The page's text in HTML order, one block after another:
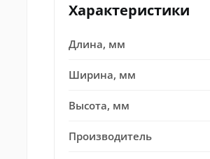
Характеристики
Длина, мм
Ширина, мм
Высота, мм
Производитель